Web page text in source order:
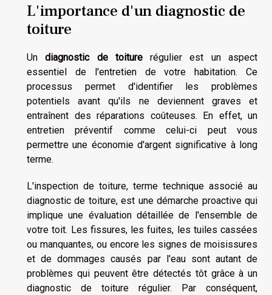
L'importance d'un diagnostic de
toiture
Undiagnostic de toiturerégulier est un aspect
essentiel de l'entretien de votre habitation. Ce
processus permet d'identifier les problèmes
potentiels avant qu'ils ne deviennent graves et
entraînent des réparations coûteuses. En effet, un
entretien préventif comme celui-ci peut vous
permettre une économie d'argent significative à long
terme.
L'inspection de toiture, terme technique associé au
diagnostic de toiture, est une démarche proactive qui
implique une évaluation détaillée de l'ensemble de
votre toit. Les fissures, les fuites, les tuiles cassées
ou manquantes, ou encore les signes de moisissures
et de dommages causés par l'eau sont autant de
problèmes qui peuvent être détectés tôt grâce à un
diagnostic de toiture régulier. Par conséquent,